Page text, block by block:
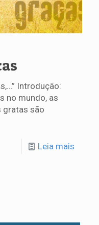
Introdução:
no mundo, as
gratas são
Leia mais